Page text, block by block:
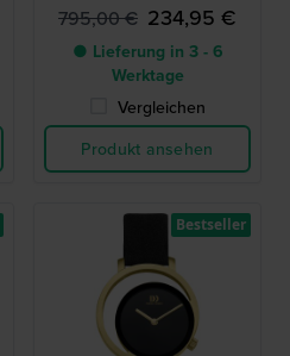
795,00 € 234,95 €
● Lieferung in 3 - 6
Werktage
Vergleichen
Produkt ansehen
Bestseller